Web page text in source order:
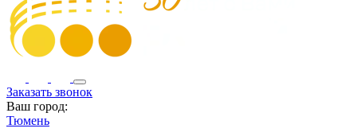
Заказать звонок
Ваш город:
Тюмень